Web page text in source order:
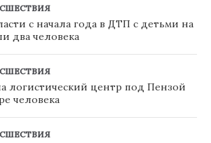
с начала года в ДТП с детьми на
два человека
логистический центр под Пензой
человека